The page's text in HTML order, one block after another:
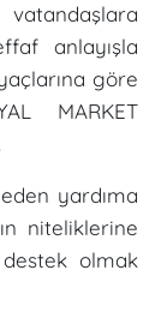
anlayışla
göre
MARKET
yardıma
niteliklerine
olmak